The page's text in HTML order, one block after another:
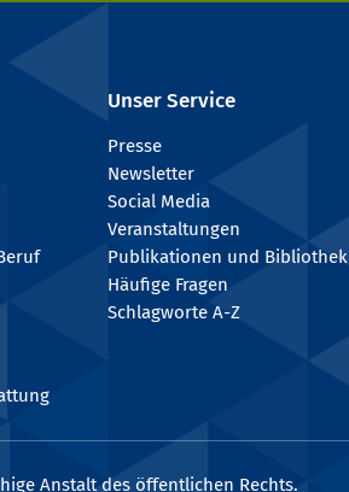
Unser Service
Presse
Newsletter
Social Media
Veranstaltungen
Publikationen und Bibliothek
Häufige Fragen
Schlagworte A-Z
Anstalt des öffentlichen Rechts.